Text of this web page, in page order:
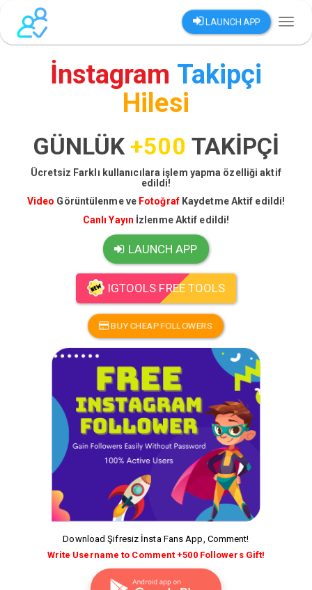
LAUNCH APP
İnstagram Takipçi
Hilesi
GÜNLÜK +500 TAKİPÇİ
Ücretsiz Farklı kullanıcılara işlem yapma özelliği aktif
edildi!
Video Görüntülenme ve Fotoğraf Kaydetme Aktif edildi!
Canlı Yayın İzlenme Aktif edildi!
LAUNCH APP
IGTOOLS FREE TOOLS
BUY CHEAP FOLLOWERS
Download Şifresiz İnsta Fans App, Comment!
Write Username to Comment +500 Followers Gift!